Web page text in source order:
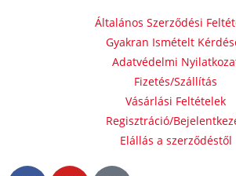
Általános Szerződési
Gyakran Ismételt
Adatvédelmi
Fizetés/Szállítás
Vásárlási Feltételek
Regisztráció/
Elállás a szerződéstől